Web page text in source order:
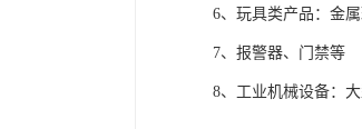
6、玩具类产品：金
7、报警器、门禁等
8、工业机械设备：